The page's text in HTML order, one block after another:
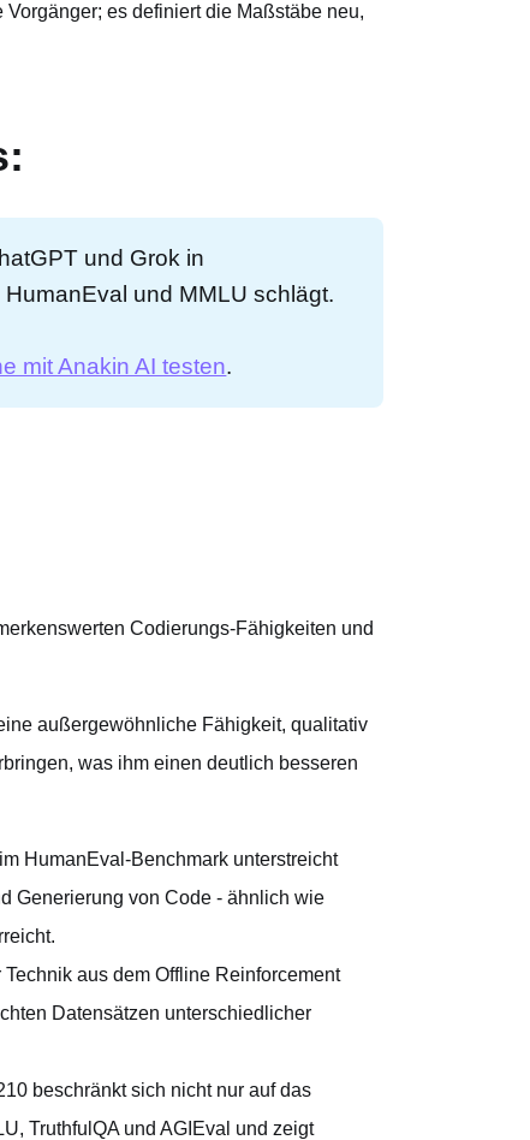
es definiert die Maßstäbe neu,
und Grok in
und MMLU schlägt.
mit Anakin AI testen.
Codierungs-Fähigkeiten und
außergewöhnliche Fähigkeit, qualitativ
was ihm einen deutlich besseren
HumanEval-Benchmark unterstreicht
Generierung von Code - ähnlich wie
aus dem Offline Reinforcement
Datensätzen unterschiedlicher
beschränkt sich nicht nur auf das
TruthfulQA und AGIEval und zeigt